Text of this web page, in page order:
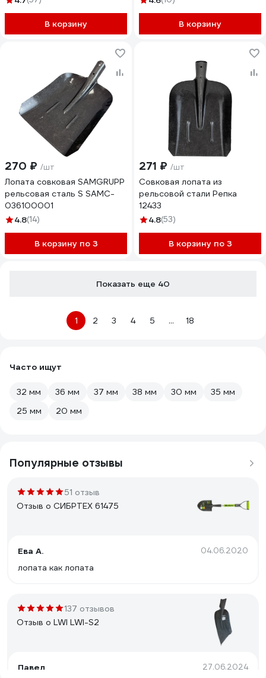
В корзину В корзину
270 ₽ /шт
Лопата совковая SAMGRUPP
рельсовая сталь S SAMC-
036100001
4.8(14)
В корзину по 3
271 ₽ /шт
Совковая лопата из
рельсовой стали Репка
12433
4.8(53)
В корзину по 3
Показать еще 40
1 2 3 4 5 ... 18
Часто ищут
32 мм 36 мм 37 мм 38 мм 30 мм
35 мм
25 мм
20 мм
Популярные отзывы
51 отзыв
Отзыв о СИБРТЕХ 61475
Ева А. 04.06.2020
лопата как лопата
137 отзывов
Отзыв о LWI LWI-S2
Павел 27.06.2024